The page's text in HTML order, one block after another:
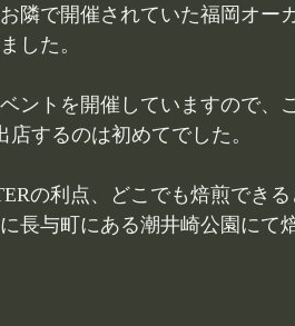
隣で開催されていた福岡オー
した。
ントを開催していますので、
店するのは初めてでした。
の利点、どこでも焙煎でき
長与町にある潮井崎公園にて焙